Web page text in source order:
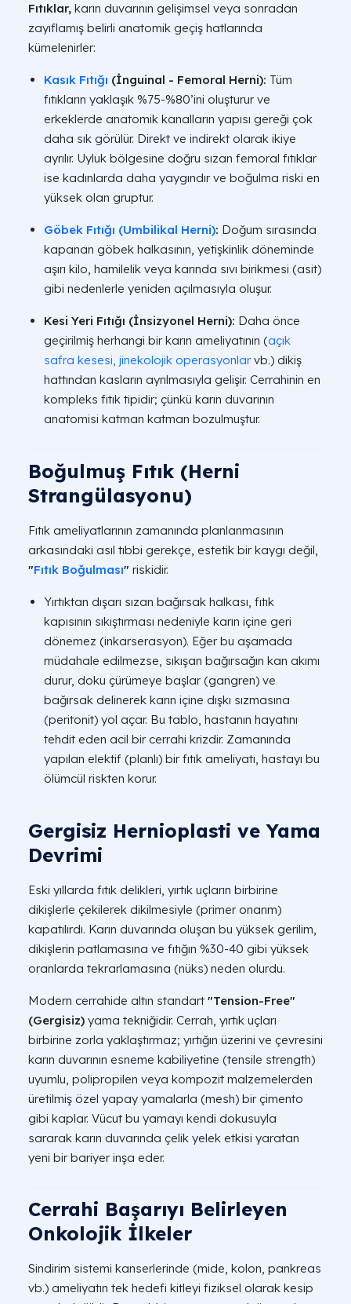
Fıtıklar, karın duvarının gelişimsel veya sonradan
zayıflamış belirli anatomik geçiş hatlarında
kümelenirler:
Kasık Fıtığı (İnguinal - Femoral Herni): Tüm
fıtıkların yaklaşık %75-%80’ini oluşturur ve
erkeklerde anatomik kanalların yapısı gereği çok
daha sık görülür. Direkt ve indirekt olarak ikiye
ayrılır. Uyluk bölgesine doğru sızan femoral fıtıklar
ise kadınlarda daha yaygındır ve boğulma riski en
yüksek olan gruptur.
Göbek Fıtığı (Umbilikal Herni): Doğum sırasında
kapanan göbek halkasının, yetişkinlik döneminde
aşırı kilo, hamilelik veya karında sıvı birikmesi (asit)
gibi nedenlerle yeniden açılmasıyla oluşur.
Kesi Yeri Fıtığı (İnsizyonel Herni): Daha önce
geçirilmiş herhangi bir karın ameliyatının (açık
safra kesesi, jinekolojik operasyonlarvb.) dikiş
hattından kasların ayrılmasıyla gelişir. Cerrahinin en
kompleks fıtık tipidir; çünkü karın duvarının
anatomisi katman katman bozulmuştur.
Boğulmuş Fıtık (Herni
Strangülasyonu)
Fıtık ameliyatlarının zamanında planlanmasının
arkasındaki asıl tıbbi gerekçe, estetik bir kaygı değil,
"Fıtık Boğulması" riskidir.
Yırtıktan dışarı sızan bağırsak halkası, fıtık
kapısının sıkıştırması nedeniyle karın içine geri
dönemez (inkarserasyon). Eğer bu aşamada
müdahale edilmezse, sıkışan bağırsağın kan akımı
durur, doku çürümeye başlar (gangren) ve
bağırsak delinerek karın içine dışkı sızmasına
(peritonit) yol açar. Bu tablo, hastanın hayatını
tehdit eden acil bir cerrahi krizdir. Zamanında
yapılan elektif (planlı) bir fıtık ameliyatı, hastayı bu
ölümcül riskten korur.
Gergisiz Hernioplasti ve Yama
Devrimi
Eski yıllarda fıtık delikleri, yırtık uçların birbirine
dikişlerle çekilerek dikilmesiyle (primer onarım)
kapatılırdı. Karın duvarında oluşan bu yüksek gerilim,
dikişlerin patlamasına ve fıtığın %30-40 gibi yüksek
oranlarda tekrarlamasına (nüks) neden olurdu.
Modern cerrahide altın standart "Tension-Free"
(Gergisiz) yama tekniğidir. Cerrah, yırtık uçları
birbirine zorla yaklaştırmaz; yırtığın üzerini ve çevresini
karın duvarının esneme kabiliyetine (tensile strength)
uyumlu, polipropilen veya kompozit malzemelerden
üretilmiş özel yapay yamalarla (mesh) bir çimento
gibi kaplar. Vücut bu yamayı kendi dokusuyla
sararak karın duvarında çelik yelek etkisi yaratan
yeni bir bariyer inşa eder.
Cerrahi Başarıyı Belirleyen
Onkolojik İlkeler
Sindirim sistemi kanserlerinde (mide, kolon, pankreas
vb.) ameliyatın tek hedefi kitleyi fiziksel olarak kesip